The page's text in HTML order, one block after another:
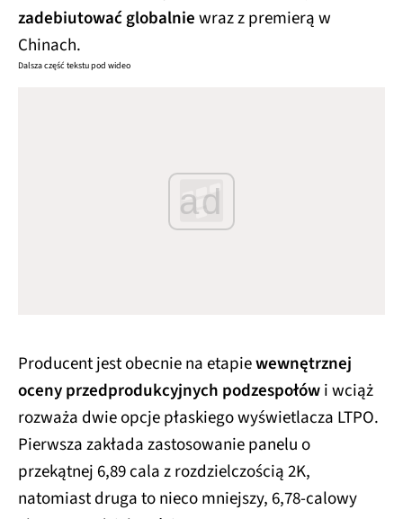
zadebiutować globalniewraz z premierą w
Chinach.
Dalsza część tekstu pod wideo
ad
Producent jest obecnie na etapiewewnętrznej
oceny przedprodukcyjnych podzespołówi wciąż
rozważa dwie opcje płaskiego wyświetlacza LTPO.
Pierwsza zakłada zastosowanie panelu o
przekątnej 6,89 cala z rozdzielczością 2K,
natomiast druga to nieco mniejszy, 6,78-calowy